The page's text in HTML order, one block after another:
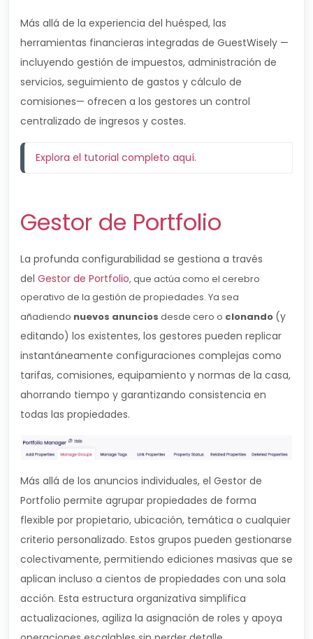
Más allá de la experiencia del huésped, las
herramientas financieras integradas de GuestWisely —
incluyendo gestión de impuestos, administración de
servicios, seguimiento de gastos y cálculo de
comisiones— ofrecen a los gestores un control
centralizado de ingresos y costes.
Explora el tutorial completo aquí.
Gestor de Portfolio
La profunda configurabilidad se gestiona a través
del Gestor de Portfolio, que actúa como el cerebro
operativo de la gestión de propiedades. Ya sea
añadiendo nuevos anuncios desde cero o clonando (y
editando) los existentes, los gestores pueden replicar
instantáneamente configuraciones complejas como
tarifas, comisiones, equipamiento y normas de la casa,
ahorrando tiempo y garantizando consistencia en
todas las propiedades.
Más allá de los anuncios individuales, el Gestor de
Portfolio permite agrupar propiedades de forma
flexible por propietario, ubicación, temática o cualquier
criterio personalizado. Estos grupos pueden gestionarse
colectivamente, permitiendo ediciones masivas que se
aplican incluso a cientos de propiedades con una sola
acción. Esta estructura organizativa simplifica
actualizaciones, agiliza la asignación de roles y apoya